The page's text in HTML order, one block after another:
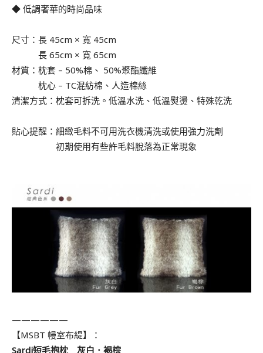
◆ 低調奢華的時尚品味
尺寸：長 45cm × 寬 45cm
長 65cm × 寬 65cm
材質：枕套 – 50%棉、 50%聚酯纖維
枕心 – TC混紡棉、人造棉絲
清潔方式：枕套可拆洗。低溫水洗、低溫熨燙、特殊乾洗
貼心提醒：細緻毛料不可用洗衣機清洗或使用強力洗劑
初期使用有些許毛料脫落為正常現象
——————
【MSBT 幔室布緹】：
Sardi短毛抱枕 灰白．褐棕